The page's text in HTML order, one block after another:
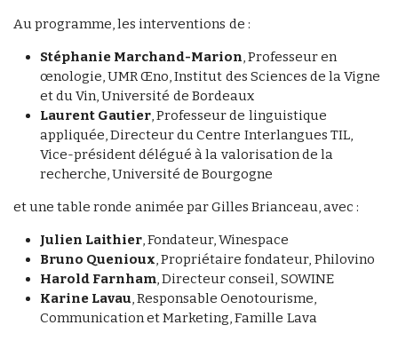
Au programme, les interventions de :
Stéphanie Marchand-Marion, Professeur en
œnologie, UMR Œno, Institut des Sciences de la Vigne
et du Vin, Université de Bordeaux
Laurent Gautier, Professeur de linguistique
appliquée, Directeur du Centre Interlangues TIL,
Vice-président délégué à la valorisation de la
recherche, Université de Bourgogne
et une table ronde animée par Gilles Brianceau, avec :
Julien Laithier, Fondateur, Winespace
Bruno Quenioux, Propriétaire fondateur, Philovino
Harold Farnham, Directeur conseil, SOWINE
Karine Lavau, Responsable Oenotourisme,
Communication et Marketing, Famille Lava